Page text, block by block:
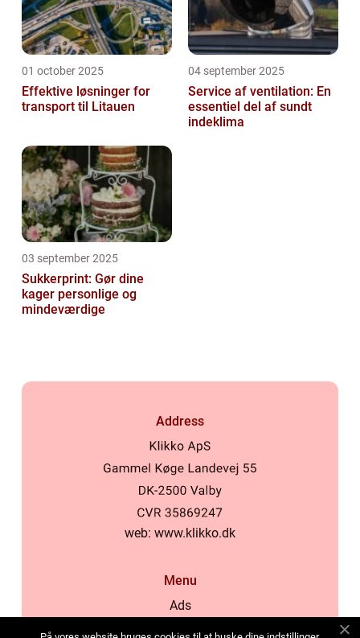
01 october 2025
Effektive løsninger for
transport til Litauen
04 september 2025
Service af ventilation: En
essentiel del af sundt
indeklima
03 september 2025
Sukkerprint: Gør dine
kager personlige og
mindeværdige
Address
web: www.klikko.dk
Menu
Ads